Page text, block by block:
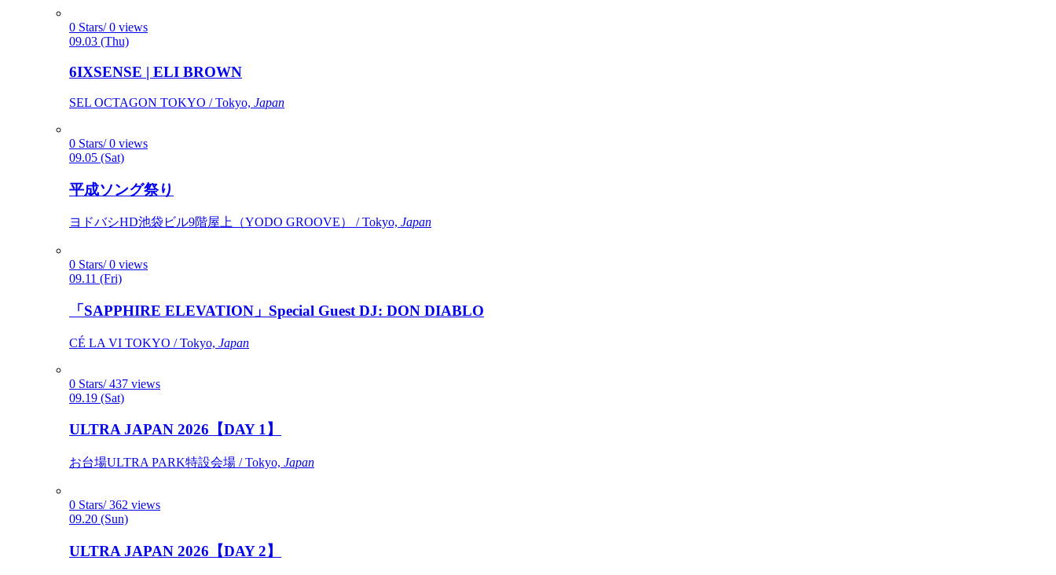
0 Stars/ 0 views
09.03 (Thu)
6IXSENSE | ELI BROWN
SEL OCTAGON TOKYO / Tokyo, Japan
0 Stars/ 0 views
09.05 (Sat)
平成ソング祭り
ヨドバシHD池袋ビル9階屋上（YODO GROOVE） / Tokyo, Japan
0 Stars/ 0 views
09.11 (Fri)
「SAPPHIRE ELEVATION」Special Guest DJ: DON DIABLO
CÉ LA VI TOKYO / Tokyo, Japan
0 Stars/ 437 views
09.19 (Sat)
ULTRA JAPAN 2026【DAY 1】
お台場ULTRA PARK特設会場 / Tokyo, Japan
0 Stars/ 362 views
09.20 (Sun)
ULTRA JAPAN 2026【DAY 2】